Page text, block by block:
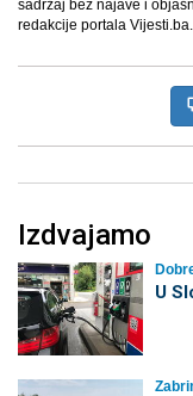
sadržaj bez najave i
redakcije portala
Izdvajamo
U